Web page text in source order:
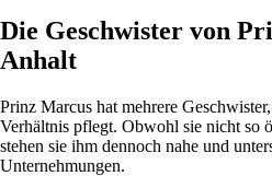
Die Geschwister von
Anhalt
Prinz Marcus hat mehrere
Verhältnis pflegt. Obwohl sie nicht so
stehen sie ihm dennoch nahe und
Unternehmungen.